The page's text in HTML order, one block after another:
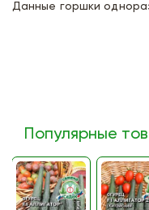
Данные горшки
Популярные